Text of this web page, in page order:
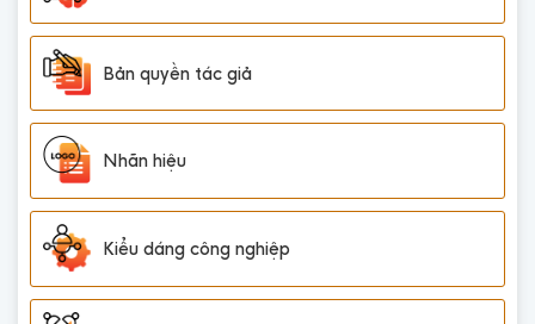
Bản quyền tác giả
Nhãn hiệu
Kiểu dáng công nghiệp